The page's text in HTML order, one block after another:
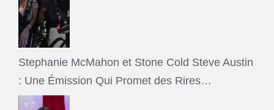
Stephanie McMahon et Stone Cold Steve Austin
: Une Émission Qui Promet des Rires…